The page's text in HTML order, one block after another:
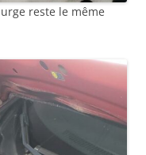
reste le même